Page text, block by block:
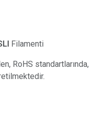
Filamenti
RoHS standartlarında,